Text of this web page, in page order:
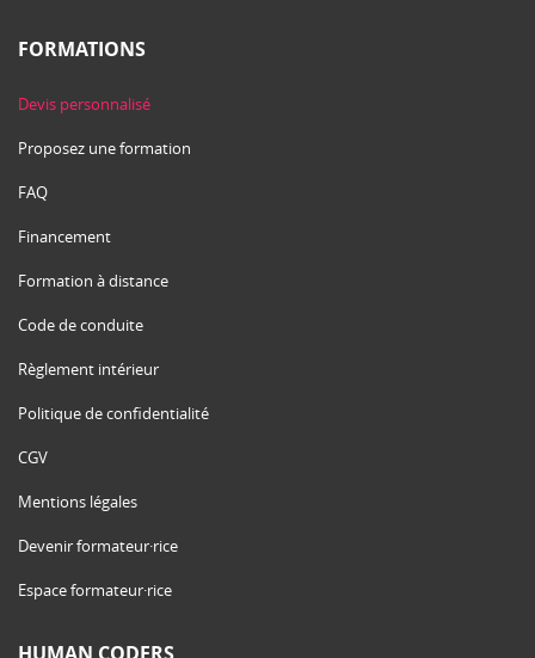
FORMATIONS
Devis personnalisé
Proposez une formation
FAQ
Financement
Formation à distance
Code de conduite
Règlement intérieur
Politique de confidentialité
CGV
Mentions légales
Devenir formateur·rice
Espace formateur·rice